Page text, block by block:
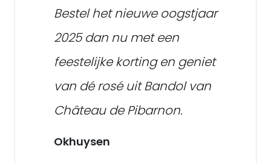
Bestel het nieuwe oogstjaar
2025 dan nu met een
feestelijke korting en geniet
van dé rosé uit Bandol van
Château de Pibarnon.
Okhuysen